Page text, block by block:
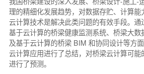
理的精细化发展趋势，对数据存贮、计算能
云计算技术是解决此类问题的有效手段。
基于云计算的桥梁健康监测系统、桥梁大
及基于云计算的桥梁 BIM 和协同设计等方
云计算应用进行了总结，对桥梁云计算可能
进行了预测。